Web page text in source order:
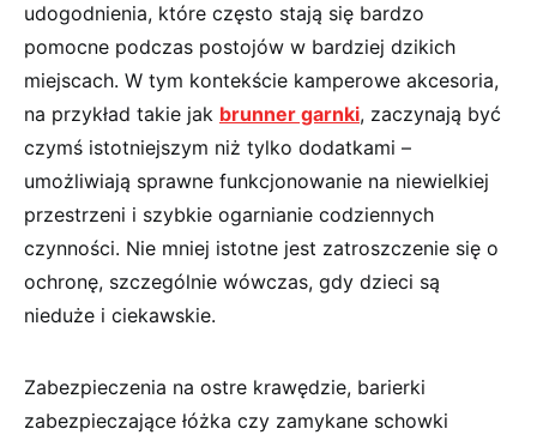
udogodnienia, które często stają się bardzo
pomocne podczas postojów w bardziej dzikich
miejscach. W tym kontekście kamperowe akcesoria,
na przykład takie jak brunner garnki, zaczynają być
czymś istotniejszym niż tylko dodatkami –
umożliwiają sprawne funkcjonowanie na niewielkiej
przestrzeni i szybkie ogarnianie codziennych
czynności. Nie mniej istotne jest zatroszczenie się o
ochronę, szczególnie wówczas, gdy dzieci są
nieduże i ciekawskie.
Zabezpieczenia na ostre krawędzie, barierki
zabezpieczające łóżka czy zamykane schowki